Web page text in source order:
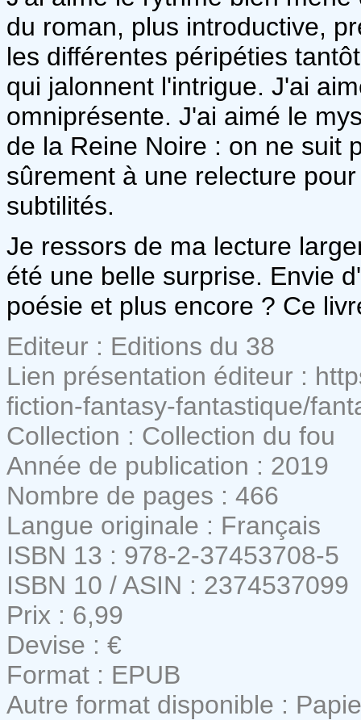
du roman, plus introductive,
les différentes péripéties
qui jalonnent l'intrigue. J'ai
omniprésente. J'ai aimé le
de la Reine Noire : on ne suit
sûrement à une relecture
subtilités.
Je ressors de ma lecture
été une belle surprise. Envie
poésie et plus encore ? Ce
Editeur : Editions du 38
Lien présentation éditeur :
fiction-fantasy-fantastique/
Collection : Collection du fou
Année de publication : 2019
Nombre de pages : 466
Langue originale : Français
ISBN 13 : 978-2-37453708-5
ISBN 10 / ASIN : 2374537099
Prix : 6,99
Devise : €
Format : EPUB
Autre format disponible :